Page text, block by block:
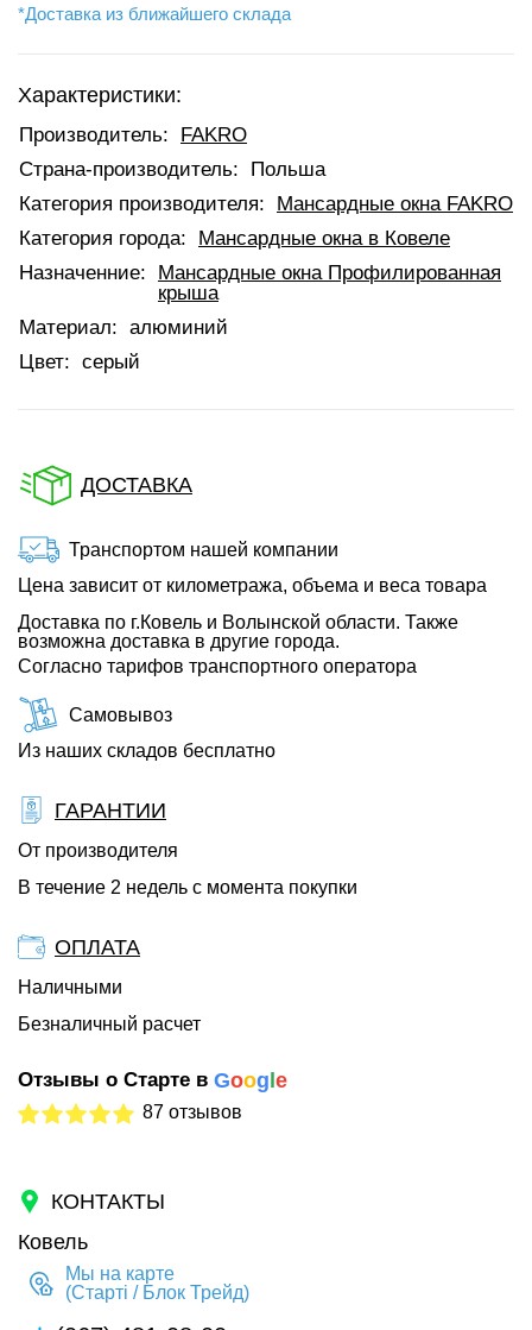
*Доставка из ближайшего склада
Характеристики:
Производитель:
FAKRO
Страна-производитель:
Польша
Категория производителя:
Мансардные окна FAKRO
Категория города:
Мансардные окна в Ковеле
Назначенние:
Мансардные окна Профилированная
крыша
Материал: алюминий
Цвет: серый
ДОСТАВКА
Транспортом нашей компании
Цена зависит от километража, объема и веса товара
Доставка по г.Ковель и Волынской области. Также
возможна доставка в другие города.
Согласно тарифов транспортного оператора
Самовывоз
Из наших складов бесплатно
ГАРАНТИИ
От производителя
В течение 2 недель с момента покупки
ОПЛАТА
Наличными
Безналичный расчет
Отзывы о Старте в Goog e
87 отзывов
КОНТАКТЫ
Ковель
Мы на карте
(Старті / Блок Трейд)